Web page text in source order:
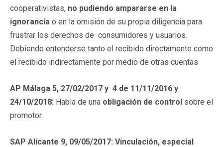
cooperativistas, no pudiendo ampararse en la
ignorancia o en la omisión de su propia diligencia para
frustrar los derechos de consumidores y usuarios.
Debiendo entenderse tanto el recibido directamente como
el recibido indirectamente por medio de otras cuentas
AP Málaga 5, 27/02/2017 y 4 de 11/11/2016 y
24/10/2018: Habla de una obligación de control sobre el
promotor.
SAP Alicante 9, 09/05/2017: Vinculación, especial